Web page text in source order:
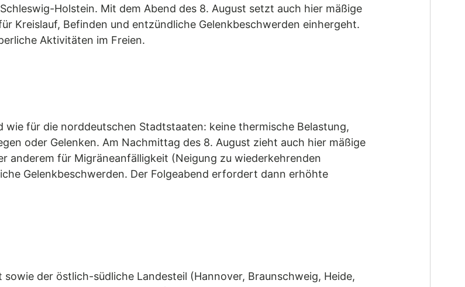
Holstein. Mit dem Abend des 8. August setzt auch hier mäßige
Kreislauf, Befinden und entzündliche Gelenkbeschwerden einhergeht.
Aktivitäten im Freien.
wie für die norddeutschen Stadtstaaten: keine thermische Belastung,
oder Gelenken. Am Nachmittag des 8. August zieht auch hier mäßige
anderem für Migräneanfälligkeit (Neigung zu wiederkehrenden
Gelenkbeschwerden. Der Folgeabend erfordert dann erhöhte
der östlich-südliche Landesteil (Hannover, Braunschweig, Heide,